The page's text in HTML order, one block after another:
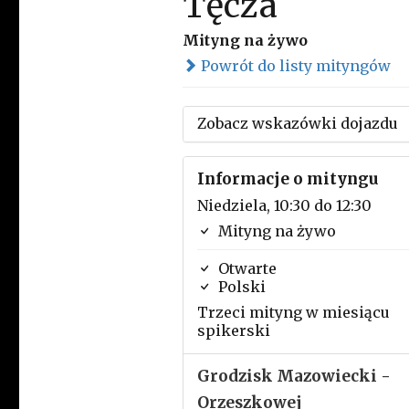
Mityng na żywo
Powrót do listy mityngów
Zobacz wskazówki dojazdu
Informacje o mityngu
Niedziela, 10:30 do 12:30
Mityng na żywo
Otwarte
Polski
Trzeci mityng w miesiącu
spikerski
Grodzisk Mazowiecki -
Orzeszkowej